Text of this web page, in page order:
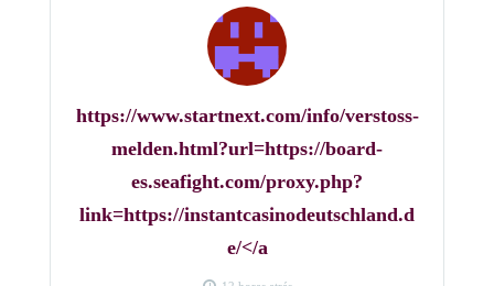
https://www.startnext.com/info/verstoss-
melden.html?url=https://board-
es.seafight.com/proxy.php?
link=https://instantcasinodeutschland.d
e/</a